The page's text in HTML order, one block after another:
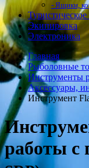
- Ящики,
Экипировка
Электроника
Главная
Рыболовные
Инструменты
Аксессуары,
Инструмент
работы с